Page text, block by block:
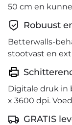
50 cm en
Robuust
Betterwalls-
stootvast en
Digitale druk in
x 3600 dpi.
GRATIS